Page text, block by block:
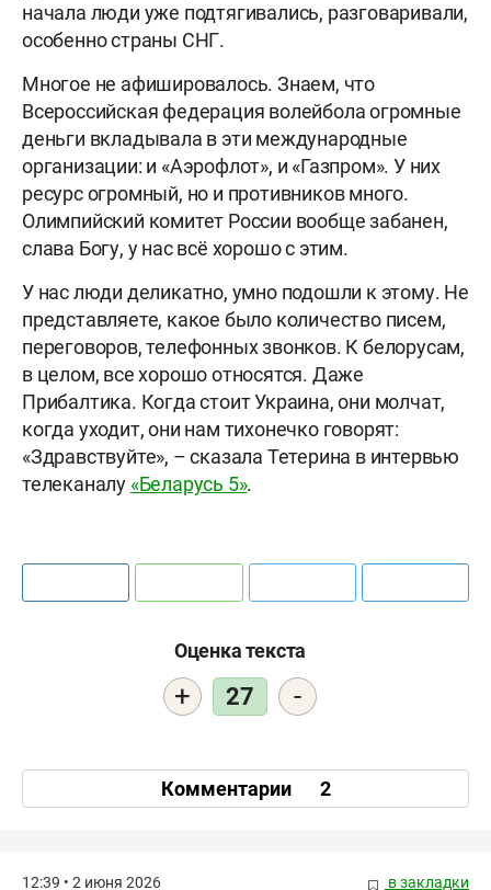
начала люди уже подтягивались, разговаривали,
особенно страны СНГ.
Многое не афишировалось. Знаем, что
Всероссийская федерация волейбола огромные
деньги вкладывала в эти международные
организации: и «Аэрофлот», и «Газпром». У них
ресурс огромный, но и противников много.
Олимпийский комитет России вообще забанен,
слава Богу, у нас всё хорошо с этим.
У нас люди деликатно, умно подошли к этому. Не
представляете, какое было количество писем,
переговоров, телефонных звонков. К белорусам,
в целом, все хорошо относятся. Даже
Прибалтика. Когда стоит Украина, они молчат,
когда уходит, они нам тихонечко говорят:
«Здравствуйте», – сказала Тетерина в интервью
телеканалу «Беларусь 5».
Оценка текста
+ 27 -
Комментарии 2
12:39 • 2 июня 2026 в закладки